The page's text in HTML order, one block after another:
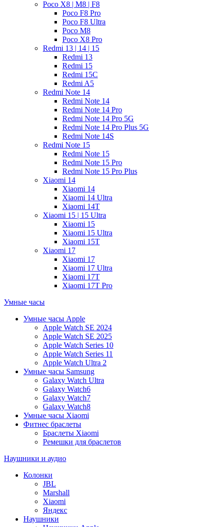
Poco X8 | M8 | F8
Poco F8 Pro
Poco F8 Ultra
Poco M8
Poco X8 Pro
Redmi 13 | 14 | 15
Redmi 13
Redmi 15
Redmi 15C
Redmi A5
Redmi Note 14
Redmi Note 14
Redmi Note 14 Pro
Redmi Note 14 Pro 5G
Redmi Note 14 Pro Plus 5G
Redmi Note 14S
Redmi Note 15
Redmi Note 15
Redmi Note 15 Pro
Redmi Note 15 Pro Plus
Xiaomi 14
Xiaomi 14
Xiaomi 14 Ultra
Xiaomi 14T
Xiaomi 15 | 15 Ultra
Xiaomi 15
Xiaomi 15 Ultra
Xiaomi 15T
Xiaomi 17
Xiaomi 17
Xiaomi 17 Ultra
Xiaomi 17T
Xiaomi 17T Pro
Умные часы
Умные часы Apple
Apple Watch SE 2024
Apple Watch SE 2025
Apple Watch Series 10
Apple Watch Series 11
Apple Watch Ultra 2
Умные часы Samsung
Galaxy Watch Ultra
Galaxy Watch6
Galaxy Watch7
Galaxy Watch8
Умные часы Xiaomi
Фитнес браслеты
Браслеты Xiaomi
Ремешки для браслетов
Наушники и аудио
Колонки
JBL
Marshall
Xiaomi
Яндекс
Наушники